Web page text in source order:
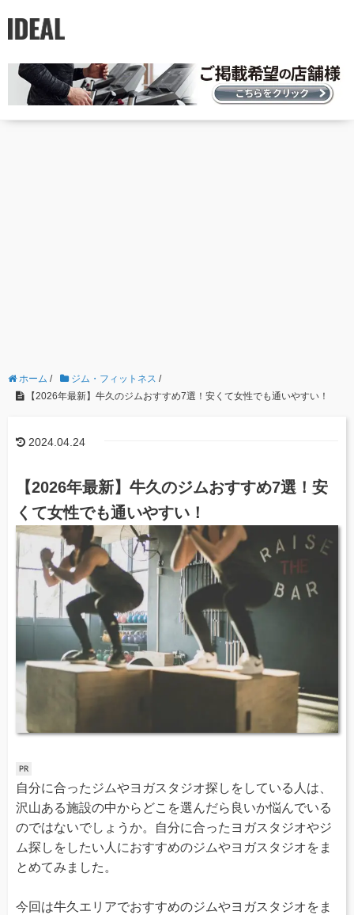
ホーム / ジム・フィットネス /
【2026年最新】牛久のジムおすすめ7選！安くて女性でも通いやすい！
2024.04.24
【2026年最新】牛久のジムおすすめ7選！安
くて女性でも通いやすい！
自分に合ったジムやヨガスタジオ探しをしている人は、
沢山ある施設の中からどこを選んだら良いか悩んでいる
のではないでしょうか。自分に合ったヨガスタジオやジ
ム探しをしたい人におすすめのジムやヨガスタジオをま
とめてみました。
今回は牛久エリアでおすすめのジムやヨガスタジオをま